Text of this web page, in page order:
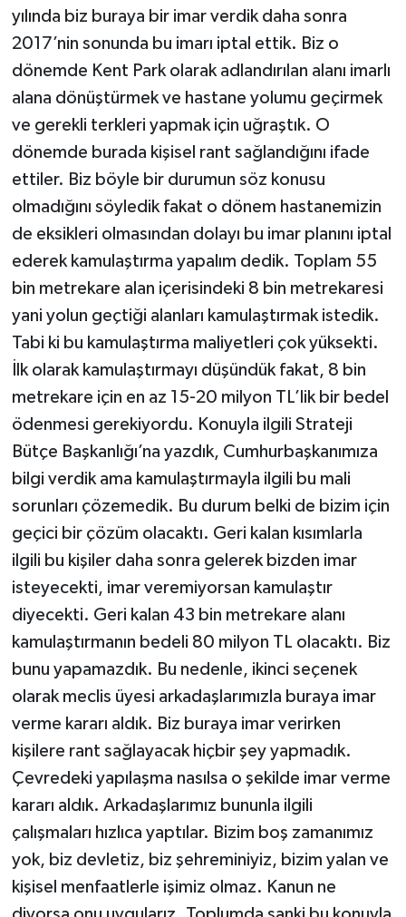
yılında biz buraya bir imar verdik daha sonra
2017’nin sonunda bu imarı iptal ettik. Biz o
dönemde Kent Park olarak adlandırılan alanı imarlı
alana dönüştürmek ve hastane yolumu geçirmek
ve gerekli terkleri yapmak için uğraştık. O
dönemde burada kişisel rant sağlandığını ifade
ettiler. Biz böyle bir durumun söz konusu
olmadığını söyledik fakat o dönem hastanemizin
de eksikleri olmasından dolayı bu imar planını iptal
ederek kamulaştırma yapalım dedik. Toplam 55
bin metrekare alan içerisindeki 8 bin metrekaresi
yani yolun geçtiği alanları kamulaştırmak istedik.
Tabi ki bu kamulaştırma maliyetleri çok yüksekti.
İlk olarak kamulaştırmayı düşündük fakat, 8 bin
metrekare için en az 15-20 milyon TL’lik bir bedel
ödenmesi gerekiyordu. Konuyla ilgili Strateji
Bütçe Başkanlığı’na yazdık, Cumhurbaşkanımıza
bilgi verdik ama kamulaştırmayla ilgili bu mali
sorunları çözemedik. Bu durum belki de bizim için
geçici bir çözüm olacaktı. Geri kalan kısımlarla
ilgili bu kişiler daha sonra gelerek bizden imar
isteyecekti, imar veremiyorsan kamulaştır
diyecekti. Geri kalan 43 bin metrekare alanı
kamulaştırmanın bedeli 80 milyon TL olacaktı. Biz
bunu yapamazdık. Bu nedenle, ikinci seçenek
olarak meclis üyesi arkadaşlarımızla buraya imar
verme kararı aldık. Biz buraya imar verirken
kişilere rant sağlayacak hiçbir şey yapmadık.
Çevredeki yapılaşma nasılsa o şekilde imar verme
kararı aldık. Arkadaşlarımız bununla ilgili
çalışmaları hızlıca yaptılar. Bizim boş zamanımız
yok, biz devletiz, biz şehreminiyiz, bizim yalan ve
kişisel menfaatlerle işimiz olmaz. Kanun ne